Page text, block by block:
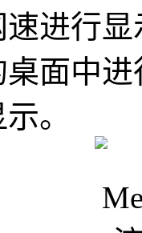
进行
面中
。